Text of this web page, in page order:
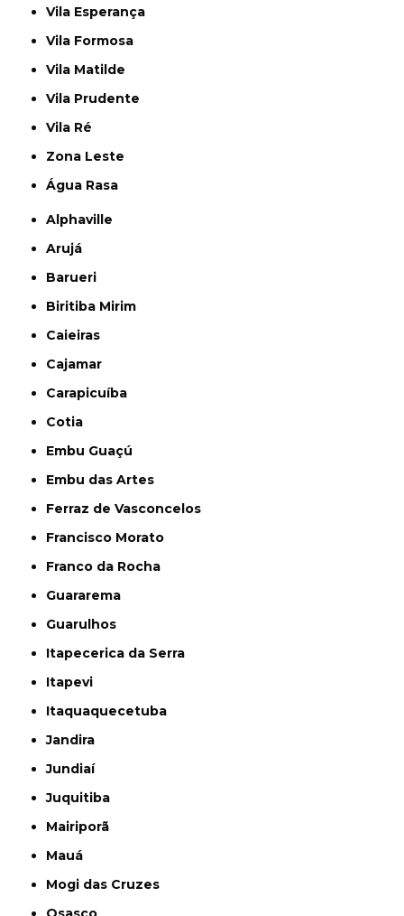
Vila Esperança
Vila Formosa
Vila Matilde
Vila Prudente
Vila Ré
Zona Leste
Água Rasa
Alphaville
Arujá
Barueri
Biritiba Mirim
Caieiras
Cajamar
Carapicuíba
Cotia
Embu Guaçú
Embu das Artes
Ferraz de Vasconcelos
Francisco Morato
Franco da Rocha
Guararema
Guarulhos
Itapecerica da Serra
Itapevi
Itaquaquecetuba
Jandira
Jundiaí
Juquitiba
Mairiporã
Mauá
Mogi das Cruzes